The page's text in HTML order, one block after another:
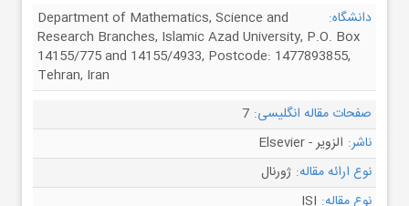
دانشگاه:
Department of Mathematics, Science and
Research Branches, Islamic Azad University, P.O. Box
14155/775 and 14155/4933, Postcode: 1477893855,
Tehran, Iran
صفحات مقاله انگلیسی: 7
ناشر: الزویر - Elsevier
نوع ارائه مقاله: ژورنال
نوع مقاله: ISI